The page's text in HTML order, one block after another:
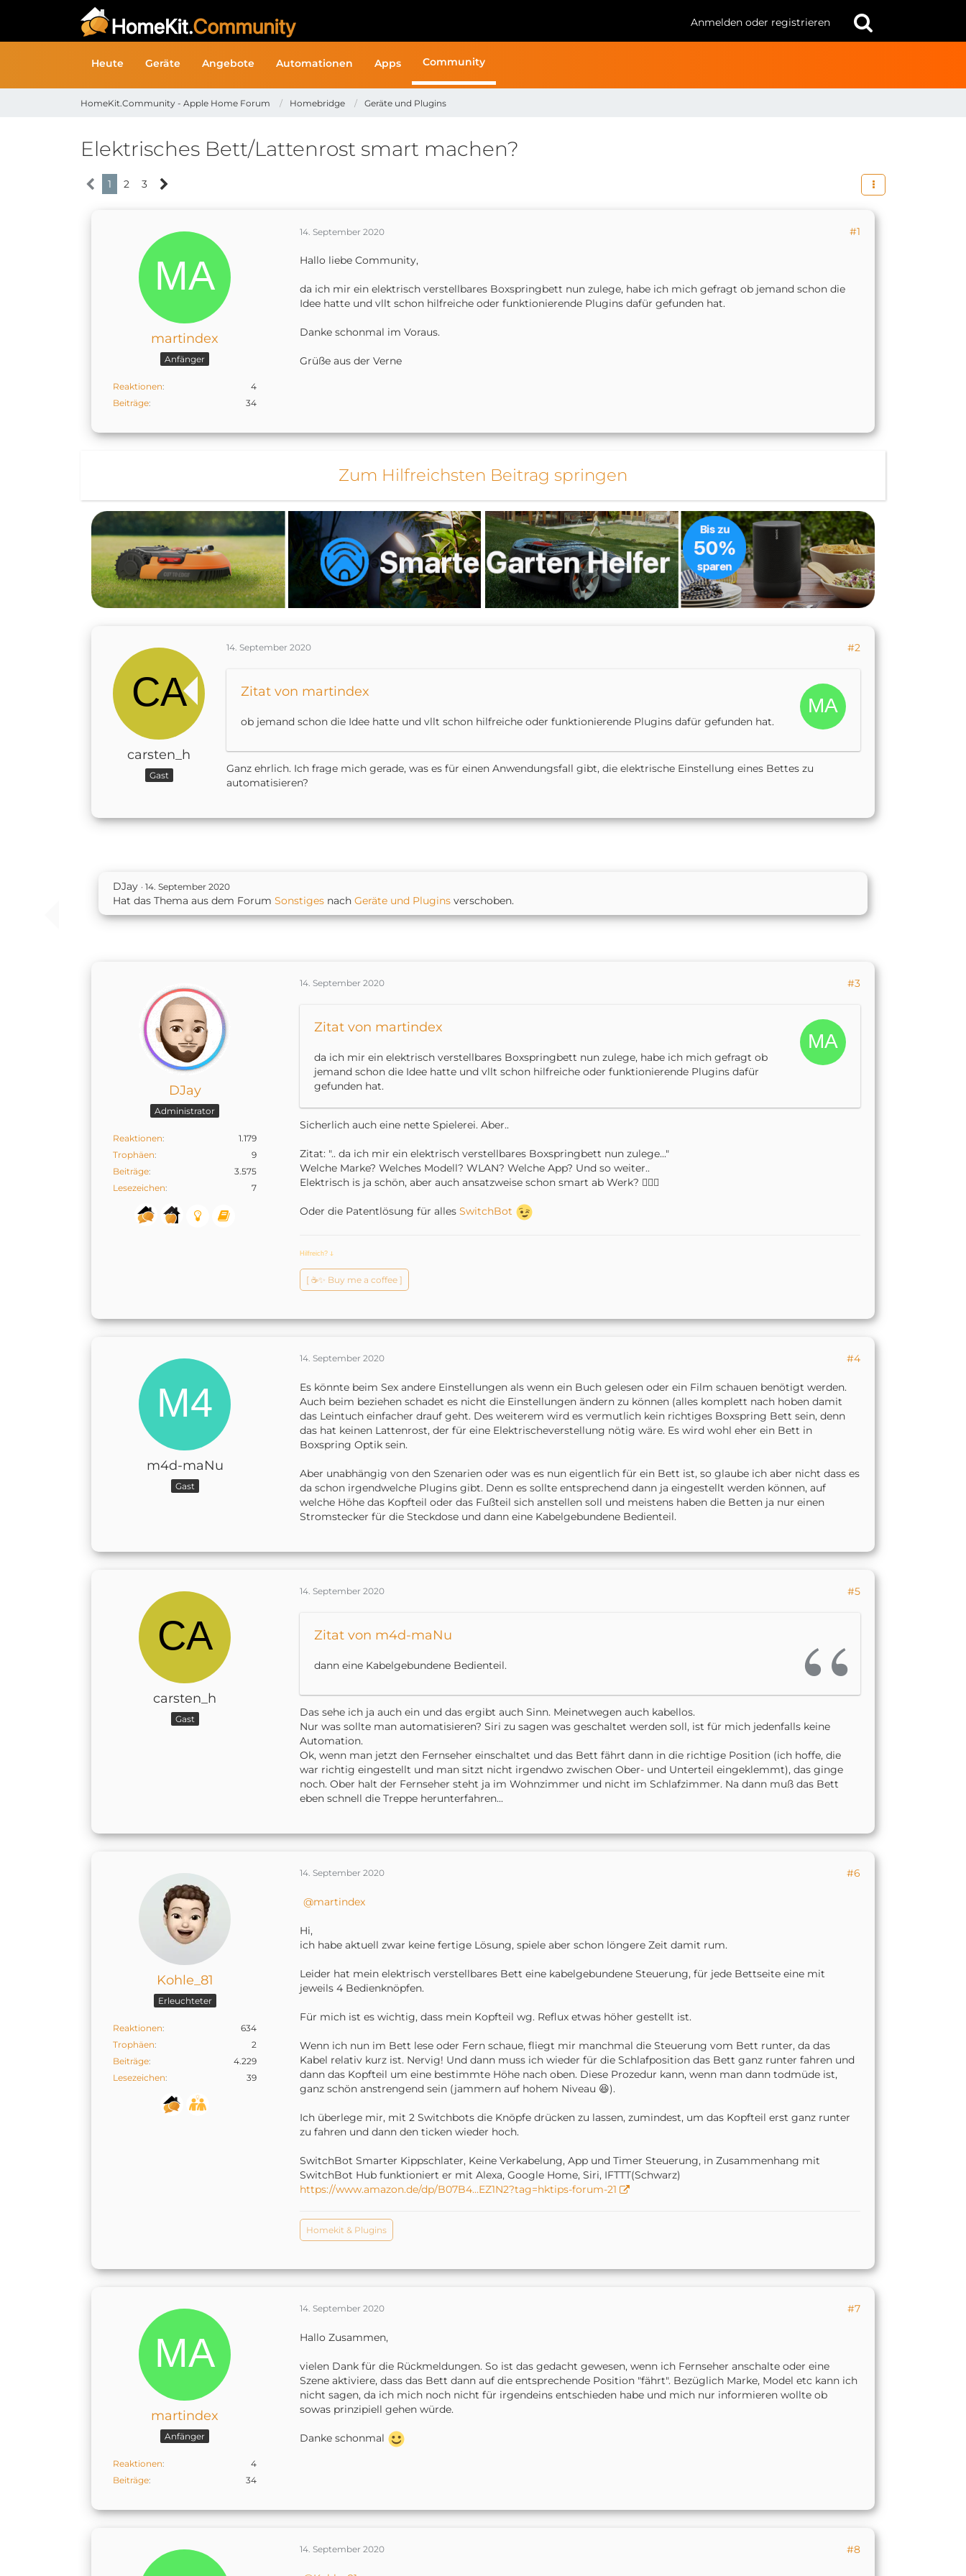
Anmelden oder registrieren
Heute Geräte Angebote Automationen Apps Community
HomeKit.Community - Apple Home Forum Homebridge Geräte und Plugins
Elektrisches Bett/Lattenrost smart machen?
1 2 3
martindex
Anfänger
Reaktionen
4
Beiträge
34
14. September 2020 #1
Hallo liebe Community,
da ich mir ein elektrisch verstellbares Boxspringbett nun zulege, habe ich mich gefragt ob jemand schon die
Idee hatte und vllt schon hilfreiche oder funktionierende Plugins dafür gefunden hat.
Danke schonmal im Voraus.
Grüße aus der Verne
Zum Hilfreichsten Beitrag springen
carsten_h
Gast
14. September 2020 #2
Zitat von martindex
ob jemand schon die Idee hatte und vllt schon hilfreiche oder funktionierende Plugins dafür gefunden hat.
Ganz ehrlich. Ich frage mich gerade, was es für einen Anwendungsfall gibt, die elektrische Einstellung eines Bettes zu
automatisieren?
DJay 14. September 2020
Hat das Thema aus dem Forum Sonstiges nach Geräte und Plugins verschoben.
DJay
Administrator
Reaktionen
1.179
Trophäen
9
Beiträge
3.575
Lesezeichen
7
14. September 2020 #3
Zitat von martindex
da ich mir ein elektrisch verstellbares Boxspringbett nun zulege, habe ich mich gefragt ob
jemand schon die Idee hatte und vllt schon hilfreiche oder funktionierende Plugins dafür
gefunden hat.
Sicherlich auch eine nette Spielerei. Aber..
Zitat: ".. da ich mir ein elektrisch verstellbares Boxspringbett nun zulege..."
Welche Marke? Welches Modell? WLAN? Welche App? Und so weiter..
Elektrisch is ja schön, aber auch ansatzweise schon smart ab Werk? 🤷🏼‍♂️
Oder die Patentlösung für alles SwitchBot
Hilfreich? ↆ
[ ☕️✨ Buy me a coffee ]
m4d-maNu
Gast
14. September 2020 #4
Es könnte beim Sex andere Einstellungen als wenn ein Buch gelesen oder ein Film schauen benötigt werden.
Auch beim beziehen schadet es nicht die Einstellungen ändern zu können (alles komplett nach hoben damit
das Leintuch einfacher drauf geht. Des weiterem wird es vermutlich kein richtiges Boxspring Bett sein, denn
das hat keinen Lattenrost, der für eine Elektrischeverstellung nötig wäre. Es wird wohl eher ein Bett in
Boxspring Optik sein.
Aber unabhängig von den Szenarien oder was es nun eigentlich für ein Bett ist, so glaube ich aber nicht dass es
da schon irgendwelche Plugins gibt. Denn es sollte entsprechend dann ja eingestellt werden können, auf
welche Höhe das Kopfteil oder das Fußteil sich anstellen soll und meistens haben die Betten ja nur einen
Stromstecker für die Steckdose und dann eine Kabelgebundene Bedienteil.
carsten_h
Gast
14. September 2020 #5
Zitat von m4d-maNu
dann eine Kabelgebundene Bedienteil.
Das sehe ich ja auch ein und das ergibt auch Sinn. Meinetwegen auch kabellos.
Nur was sollte man automatisieren? Siri zu sagen was geschaltet werden soll, ist für mich jedenfalls keine
Automation.
Ok, wenn man jetzt den Fernseher einschaltet und das Bett fährt dann in die richtige Position (ich hoffe, die
war richtig eingestellt und man sitzt nicht irgendwo zwischen Ober- und Unterteil eingeklemmt), das ginge
noch. Ober halt der Fernseher steht ja im Wohnzimmer und nicht im Schlafzimmer. Na dann muß das Bett
eben schnell die Treppe herunterfahren...
Kohle_81
Erleuchteter
Reaktionen
634
Trophäen
2
Beiträge
4.229
Lesezeichen
39
14. September 2020 #6
martindex
Hi,
ich habe aktuell zwar keine fertige Lösung, spiele aber schon löngere Zeit damit rum.
Leider hat mein elektrisch verstellbares Bett eine kabelgebundene Steuerung, für jede Bettseite eine mit
jeweils 4 Bedienknöpfen.
Für mich ist es wichtig, dass mein Kopfteil wg. Reflux etwas höher gestellt ist.
Wenn ich nun im Bett lese oder Fern schaue, fliegt mir manchmal die Steuerung vom Bett runter, da das
Kabel relativ kurz ist. Nervig! Und dann muss ich wieder für die Schlafposition das Bett ganz runter fahren und
dann das Kopfteil um eine bestimmte Höhe nach oben. Diese Prozedur kann, wenn man dann todmüde ist,
ganz schön anstrengend sein (jammern auf hohem Niveau 😆).
Ich überlege mir, mit 2 Switchbots die Knöpfe drücken zu lassen, zumindest, um das Kopfteil erst ganz runter
zu fahren und dann den ticken wieder hoch.
SwitchBot Smarter Kippschlater, Keine Verkabelung, App und Timer Steuerung, in Zusammenhang mit
SwitchBot Hub funktioniert er mit Alexa, Google Home, Siri, IFTTT(Schwarz)
https://www.amazon.de/dp/B07B4…EZ1N2?tag=hktips-forum-21
Homekit & Plugins
martindex
Anfänger
Reaktionen
4
Beiträge
34
14. September 2020 #7
Hallo Zusammen,
vielen Dank für die Rückmeldungen. So ist das gedacht gewesen, wenn ich Fernseher anschalte oder eine
Szene aktiviere, dass das Bett dann auf die entsprechende Position "fährt". Bezüglich Marke, Model etc kann ich
nicht sagen, da ich mich noch nicht für irgendeins entschieden habe und mich nur informieren wollte ob
sowas prinzipiell gehen würde.
Danke schonmal
14. September 2020 #8